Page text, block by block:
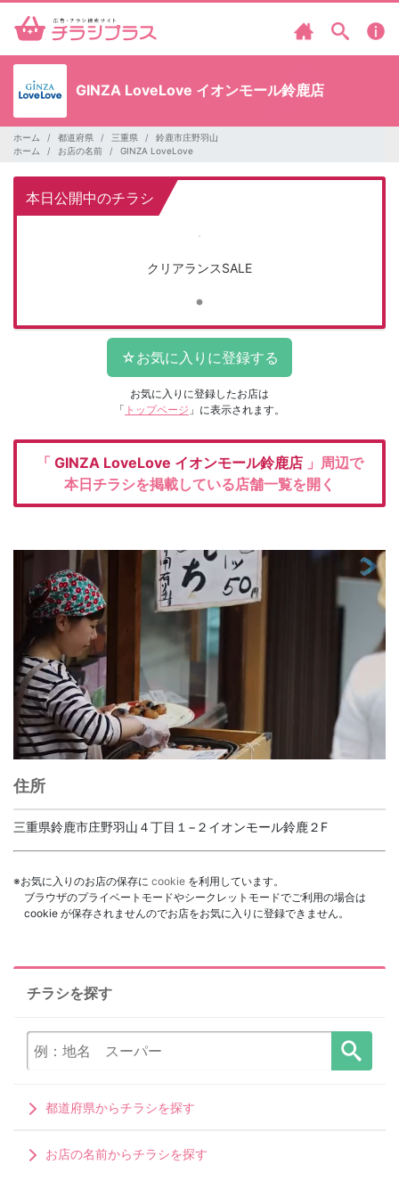
GINZA LoveLove イオンモール鈴鹿店
ホーム 都道府県 三重県
鈴鹿市庄野羽山
ホーム
お店の名前 GINZA LoveLove
本日公開中のチラシ
クリアランスSALE
お気に入りに登録したお店は
「 トップページ 」に表示されます。
「 GINZA LoveLove イオンモール鈴鹿店 」周辺で
本日チラシを掲載している店舗一覧を開く
住所
三重県鈴鹿市庄野羽山４丁目１−２イオンモール鈴鹿２F
※お気に入りのお店の保存に cookie を利用しています。
ブラウザのプライベートモードやシークレットモードでご利用の場合は
cookie が保存されませんのでお店をお気に入りに登録できません。
チラシを探す
都道府県からチラシを探す
お店の名前からチラシを探す